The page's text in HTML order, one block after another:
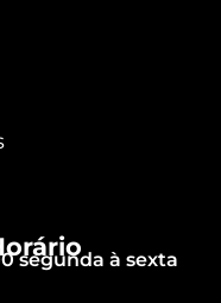
segunda à sexta